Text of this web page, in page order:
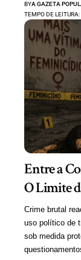
BYA GAZETA
TEMPO DE
Entre a
O Limite
Crime brutal
uso político de
sob medida